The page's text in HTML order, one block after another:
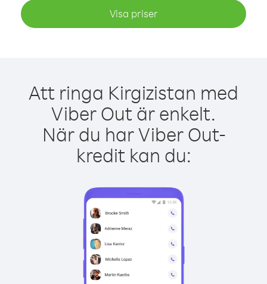
Visa priser
Att ringa Kirgizistan med
Viber Out är enkelt.
När du har Viber Out-
kredit kan du: